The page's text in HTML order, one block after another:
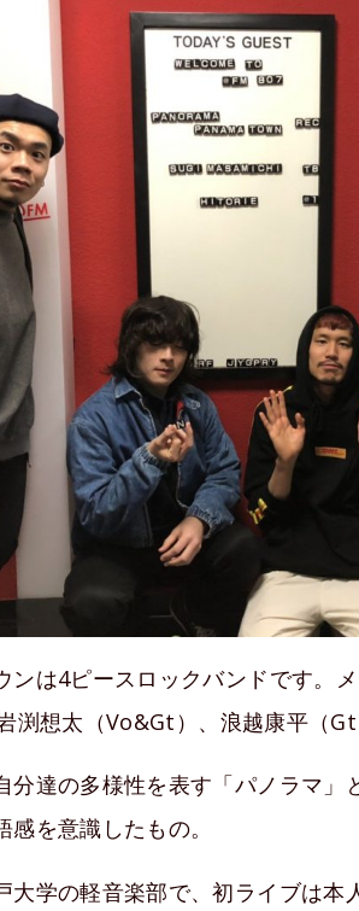
ンは4ピースロックバンドです。
渕想太（Vo&Gt）、浪越康平（Gt
分達の多様性を表す「パノラマ」
を意識したもの。
大学の軽音楽部で、初ライブは